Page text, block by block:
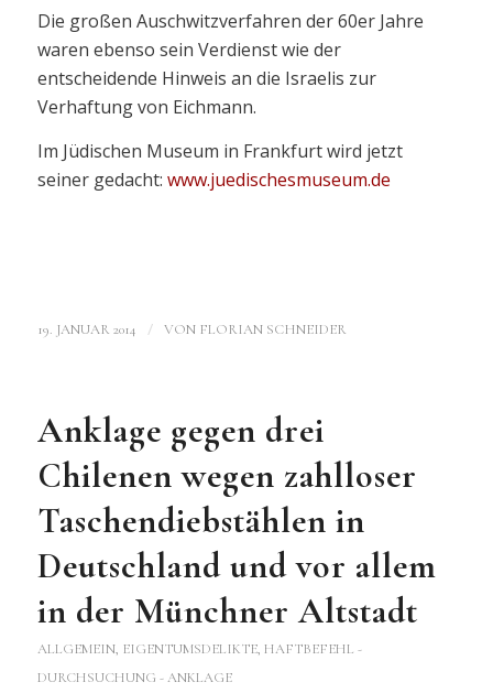
Die großen Auschwitzverfahren der 60er Jahre
waren ebenso sein Verdienst wie der
entscheidende Hinweis an die Israelis zur
Verhaftung von Eichmann.
Im Jüdischen Museum in Frankfurt wird jetzt
seiner gedacht: www.juedischesmuseum.de
19. JANUAR 2014 / VON FLORIAN SCHNEIDER
Anklage gegen drei
Chilenen wegen zahlloser
Taschendiebstählen in
Deutschland und vor allem
in der Münchner Altstadt
ALLGEMEIN, EIGENTUMSDELIKTE, HAFTBEFEHL -
DURCHSUCHUNG - ANKLAGE